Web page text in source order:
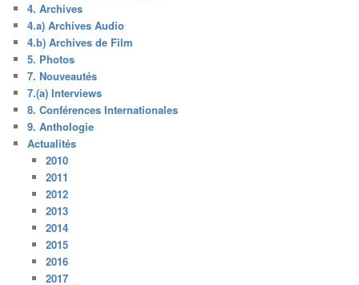
4. Archives
4.a) Archives Audio
4.b) Archives de Film
5. Photos
7. Nouveautés
7.(a) Interviews
8. Conférences Internationales
9. Anthologie
Actualités
2010
2011
2012
2013
2014
2015
2016
2017